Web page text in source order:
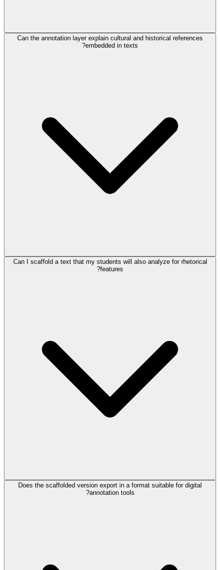
Can the annotation layer explain cultural and historical references
embedded in texts?
Can I scaffold a text that my students will also analyze for rhetorical
features?
Does the scaffolded version export in a format suitable for digital
annotation tools?